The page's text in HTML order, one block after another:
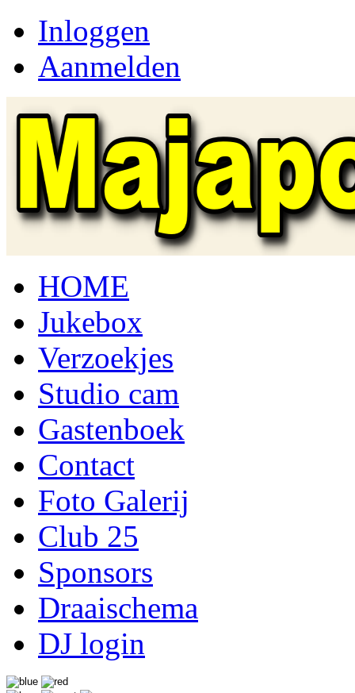
Inloggen
Aanmelden
HOME
Jukebox
Verzoekjes
Studio cam
Gastenboek
Contact
Foto Galerij
Club 25
Sponsors
Draaischema
DJ login